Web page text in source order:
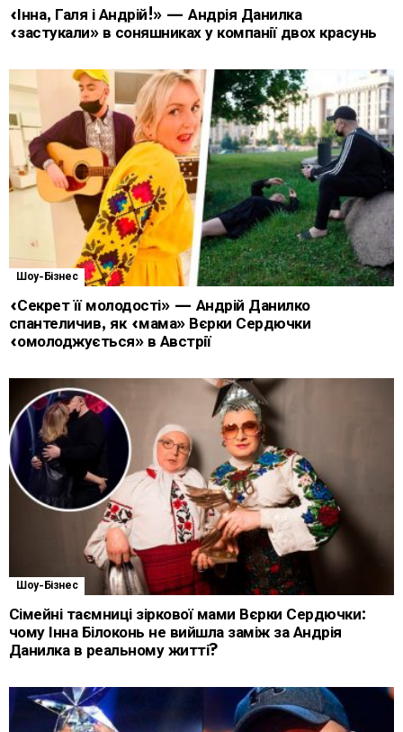
«Інна, Галя і Андрій!» — Андрія Данилка
«застукали» в соняшниках у компанії двох красунь
Шоу-Бізнес
«Секрет її молодості» — Андрій Данилко
спантеличив, як «мама» Вєрки Сердючки
«омолоджується» в Австрії
Шоу-Бізнес
Сімейні таємниці зіркової мами Вєрки Сердючки:
чому Інна Білоконь не вийшла заміж за Андрія
Данилка в реальному житті?